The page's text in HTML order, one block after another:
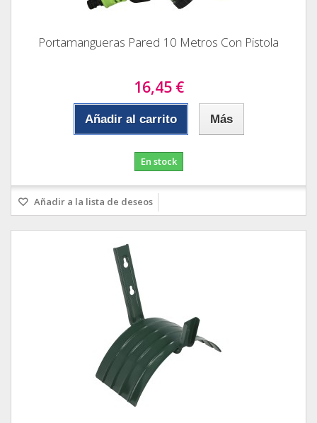
Portamangueras Pared 10 Metros Con Pistola
16,45 €
Añadir al carrito Más
En stock
Añadir a la lista de deseos